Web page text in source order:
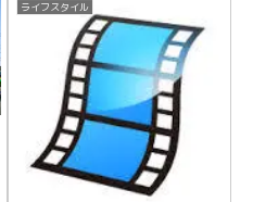
ライフスタイル